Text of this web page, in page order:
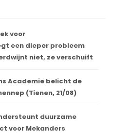
voor
een dieper probleem
niet, ze verschuift
Academie belicht de
(Tienen, 21/08)
duurzame
voor Mekanders